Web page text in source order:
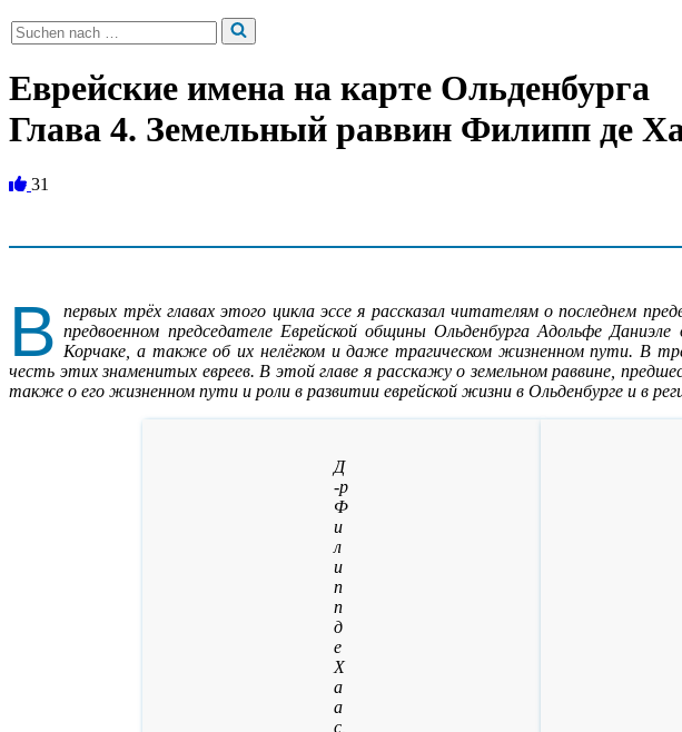
Suchen
nach …
Еврейские имена на карте Ольденбурга
Глава 4. Земельный раввин Филипп де
31
В первых трёх главах этого цикла эссе я рассказал читателям о последнем
предвоенном председателе Еврейской общины Ольденбурга Адольфе
Корчаке, а также об их нелёгком и даже трагическом жизненном пути. В
честь этих знаменитых евреев. В этой главе я расскажу о земельном раввине,
также о его жизненном пути и роли в развитии еврейской жизни в Ольденбурге и в
Д
-р
Ф
и
л
и
п
п
д
е
Х
а
а
с,